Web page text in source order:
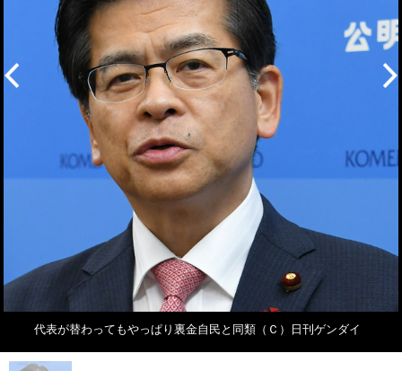
代表が替わってもやっぱり裏金自民と同類（Ｃ）日刊ゲンダイ